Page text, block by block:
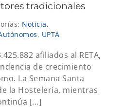
tradicionales
Noticia,
, UPTA
afiliados al RETA,
de crecimiento
La Semana Santa
la Hostelería, mientras
[...]